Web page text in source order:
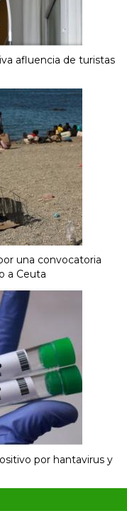
afluencia de turistas
una convocatoria
a Ceuta
por hantavirus y